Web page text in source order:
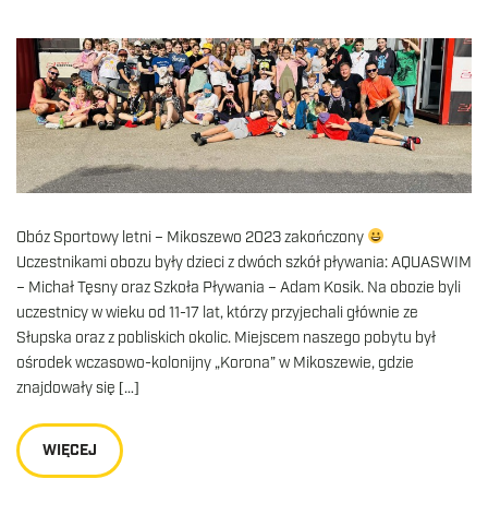
Obóz Sportowy letni – Mikoszewo 2023 zakończony
Uczestnikami obozu były dzieci z dwóch szkół pływania: AQUASWIM
– Michał Tęsny oraz Szkoła Pływania – Adam Kosik. Na obozie byli
uczestnicy w wieku od 11-17 lat, którzy przyjechali głównie ze
Słupska oraz z pobliskich okolic. Miejscem naszego pobytu był
ośrodek wczasowo-kolonijny „Korona” w Mikoszewie, gdzie
znajdowały się […]
WIĘCEJ